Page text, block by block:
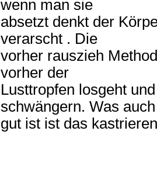
wenn man sie
absetzt denkt der
verarscht . Die
vorher rauszieh
vorher der
Lusttropfen losgeht
schwängern. Was
gut ist ist das